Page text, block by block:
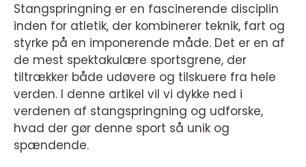
Stangspringning er en fascinerende disciplin
inden for atletik, der kombinerer teknik, fart og
styrke på en imponerende måde. Det er en af
de mest spektakulære sportsgrene, der
tiltrækker både udøvere og tilskuere fra hele
verden. I denne artikel vil vi dykke ned i
verdenen af stangspringning og udforske,
hvad der gør denne sport så unik og
spændende.